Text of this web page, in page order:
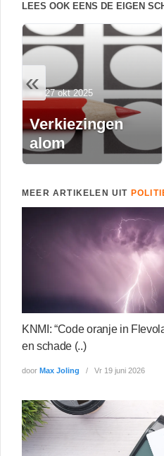
LEES OOK EENS DE EIGEN
«
Verkiezingen
alom
ma 27 okt 2025
MEER ARTIKELEN UIT
KNMI: “Code oranje in
en schade (..)
door Max Joling Vr 19 juni 2026